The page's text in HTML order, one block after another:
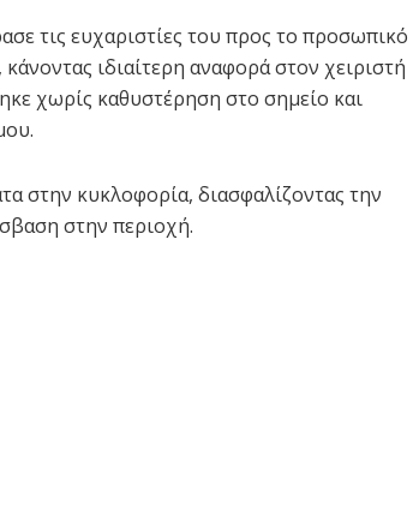
τις ευχαριστίες του προς το προσωπικό
ιδιαίτερη αναφορά στον χειριστή
χωρίς καθυστέρηση στο σημείο και
στην κυκλοφορία, διασφαλίζοντας την
στην περιοχή.